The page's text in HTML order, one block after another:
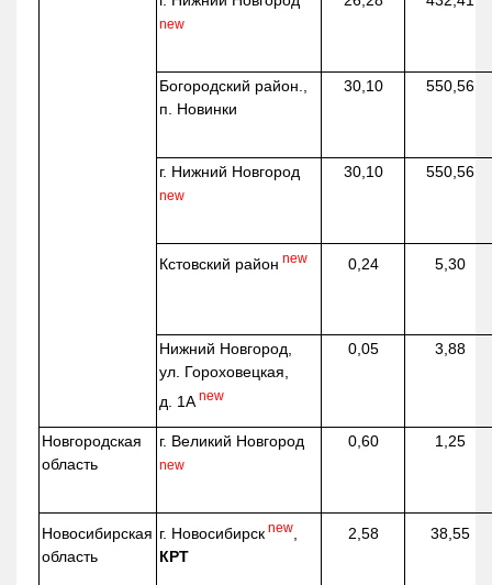
new
Богородский район.,
п. Новинки
30,10 550,56
г. Нижний Новгород
new
30,10 550,56
Кстовский район new 0,24 5,30
Нижний Новгород,
ул. Гороховецкая,
д. 1А new
0,05 3,88
Новгородская
область
г. Великий Новгород
new
0,60 1,25
Новосибирская
область
г. Новосибирск new
КРТ
2,58 38,55